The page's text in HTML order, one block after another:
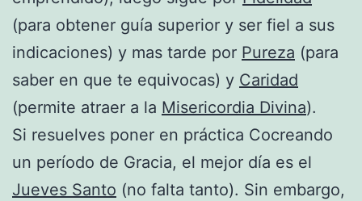
(para obtener guía superior y ser fiel a sus
indicaciones) y mas tarde por Pureza (para
saber en que te equivocas) y Caridad
(permite atraer a la Misericordia Divina).
Si resuelves poner en práctica Cocreando
un período de Gracia, el mejor día es el
Jueves Santo (no falta tanto). Sin embargo,